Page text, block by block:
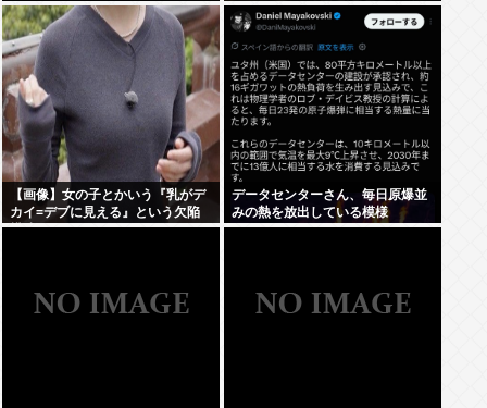
【画像】女の子とかいう『乳がデ
カイ=デブに見える』という欠陥
構造www
データセンターさん、毎日原爆並
みの熱を放出している模様